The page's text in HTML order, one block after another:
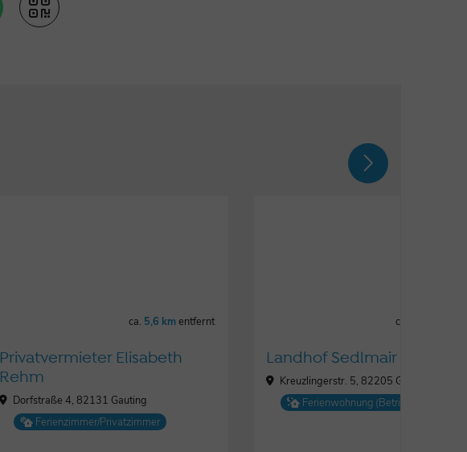
ca. 5,6 kmentfernt
Privatvermieter Elisabeth
Rehm
Dorfstraße 4, 82131 Gauting
Ferienzimmer/Privatzimmer
ca.
Landhof Sedlmair
Kreuzlingerstr. 5, 82205 Gilching
Ferienwohnung (Betrieb)